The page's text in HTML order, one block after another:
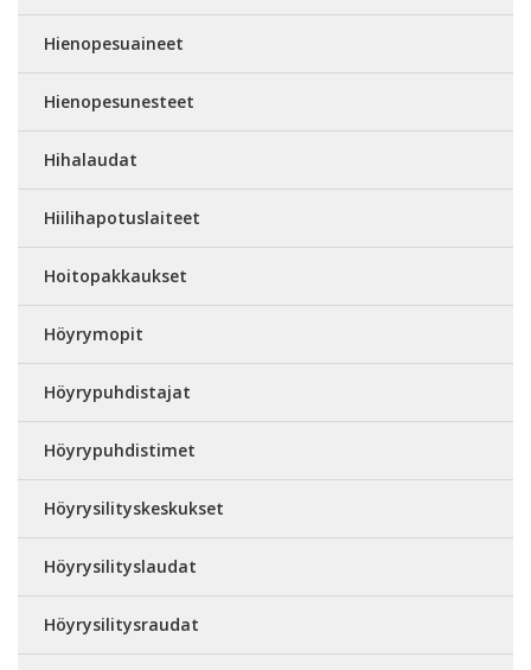
Hienopesuaineet
Hienopesunesteet
Hihalaudat
Hiilihapotuslaiteet
Hoitopakkaukset
Höyrymopit
Höyrypuhdistajat
Höyrypuhdistimet
Höyrysilityskeskukset
Höyrysilityslaudat
Höyrysilitysraudat